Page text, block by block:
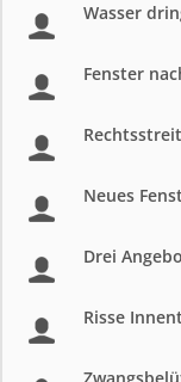
Wasser
Fenster
Neues
Drei
Risse